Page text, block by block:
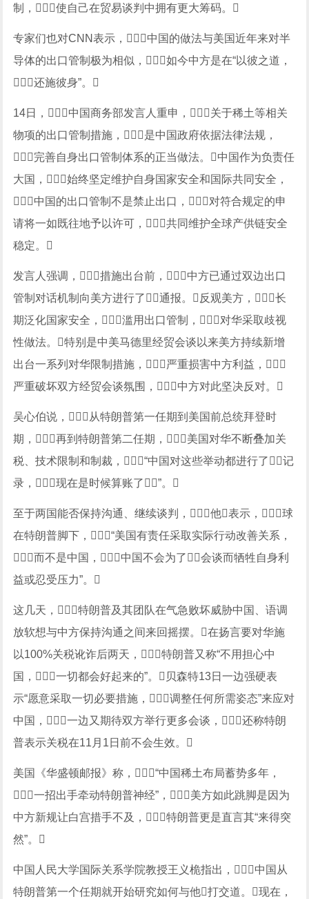
制，使自己在贸易谈判中拥有更大筹码。
专家们也对CNN表示，中国的做法与美国近年来对半
导体的出口管制极为相似，如今中方是在“以彼之道，
还施彼身”。
14日，中国商务部发言人重申，关于稀土等相关
物项的出口管制措施，是中国政府依据法律法规，
完善自身出口管制体系的正当做法。中国作为负责任
大国，始终坚定维护自身国家安全和国际共同安全，
中国的出口管制不是禁止出口，对符合规定的申
请将一如既往地予以许可，共同维护全球产供链安全
稳定。
发言人强调，措施出台前，中方已通过双边出口
管制对话机制向美方进行了通报。反观美方，长
期泛化国家安全，滥用出口管制，对华采取歧视
性做法。特别是中美马德里经贸会谈以来美方持续新增
出台一系列对华限制措施，严重损害中方利益，
严重破坏双方经贸会谈氛围，中方对此坚决反对。
吴心伯说，从特朗普第一任期到美国前总统拜登时
期，再到特朗普第二任期，美国对华不断叠加关
税、技术限制和制裁，“中国对这些举动都进行了记
录，现在是时候算账了”。
至于两国能否保持沟通、继续谈判，他表示，球
在特朗普脚下，“美国有责任采取实际行动改善关系，
而不是中国，中国不会为了会谈而牺牲自身利
益或忍受压力”。
这几天，特朗普及其团队在气急败坏威胁中国、语调
放软想与中方保持沟通之间来回摇摆。在扬言要对华施
以100%关税讹诈后两天，特朗普又称“不用担心中
国，一切都会好起来的”。贝森特13日一边强硬表
示“愿意采取一切必要措施，调整任何所需姿态”来应对
中国，一边又期待双方举行更多会谈，还称特朗
普表示关税在11月1日前不会生效。
美国《华盛顿邮报》称，“中国稀土布局蓄势多年，
一招出手牵动特朗普神经”，美方如此跳脚是因为
中方新规让白宫措手不及，特朗普更是直言其“来得突
然”。
中国人民大学国际关系学院教授王义桅指出，中国从
特朗普第一个任期就开始研究如何与他打交道。现在，